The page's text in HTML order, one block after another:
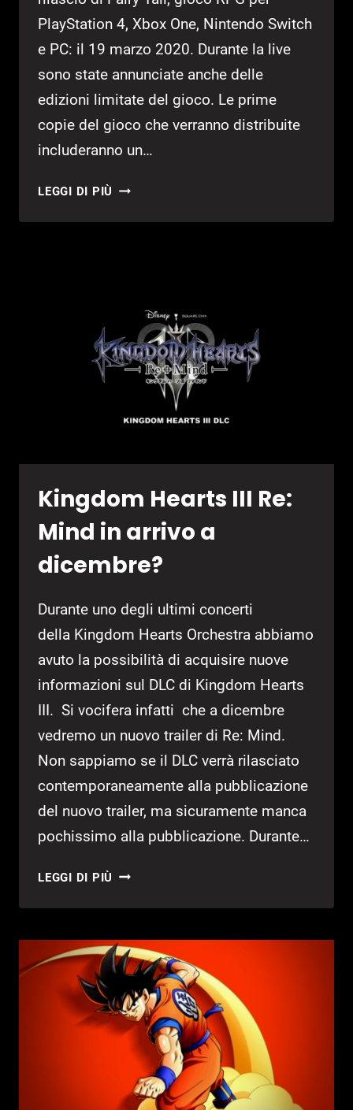
PlayStation 4, Xbox One, Nintendo Switch
e PC: il 19 marzo 2020. Durante la live
sono state annunciate anche delle
edizioni limitate del gioco. Le prime
copie del gioco che verranno distribuite
includeranno un…
LEGGI DI PIÙ FAIRY
USCIRÀ
Kingdom Hearts III Re:
Mind in arrivo a
dicembre?
Durante uno degli ultimi concerti
della Kingdom Hearts Orchestra abbiamo
avuto la possibilità di acquisire nuove
informazioni sul DLC di Kingdom Hearts
III. Si vocifera infatti che a dicembre
vedremo un nuovo trailer di Re: Mind.
Non sappiamo se il DLC verrà rilasciato
contemporaneamente alla pubblicazione
del nuovo trailer, ma sicuramente manca
pochissimo alla pubblicazione. Durante…
LEGGI DI PIÙ KINGDOM
III
MIND
IN
ARRIVO
A
DICEMBRE?